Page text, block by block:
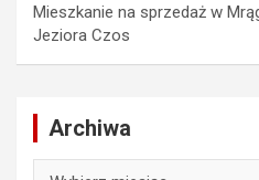
Mieszkanie na sprzedaż w
Jeziora Czos
Archiwa